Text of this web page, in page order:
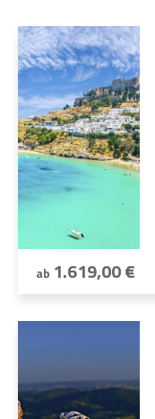
ab 1.619,00 €